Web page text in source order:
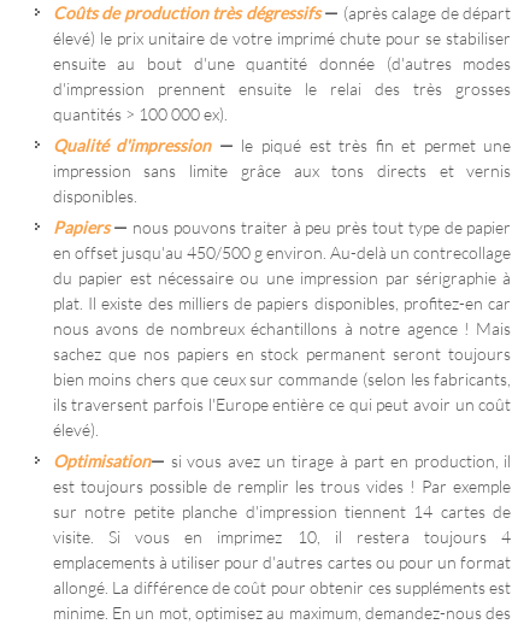
Coûts de production très dégressifs — (après calage de départ
élevé) le prix unitaire de votre imprimé chute pour se stabiliser
ensuite au bout d'une quantité donnée (d'autres modes
d'impression prennent ensuite le relai des très grosses
quantités > 100 000 ex).
Qualité d'impression — le piqué est très fin et permet une
impression sans limite grâce aux tons directs et vernis
disponibles.
Papiers — nous pouvons traiter à peu près tout type de papier
en offset jusqu'au 450/500 g environ. Au-delà un contrecollage
du papier est nécessaire ou une impression par sérigraphie à
plat. Il existe des milliers de papiers disponibles, profitez-en car
nous avons de nombreux échantillons à notre agence ! Mais
sachez que nos papiers en stock permanent seront toujours
bien moins chers que ceux sur commande (selon les fabricants,
ils traversent parfois l'Europe entière ce qui peut avoir un coût
élevé).
Optimisation— si vous avez un tirage à part en production, il
est toujours possible de remplir les trous vides ! Par exemple
sur notre petite planche d'impression tiennent 14 cartes de
visite. Si vous en imprimez 10, il restera toujours 4
emplacements à utiliser pour d'autres cartes ou pour un format
allongé. La différence de coût pour obtenir ces suppléments est
minime. En un mot, optimisez au maximum, demandez-nous des